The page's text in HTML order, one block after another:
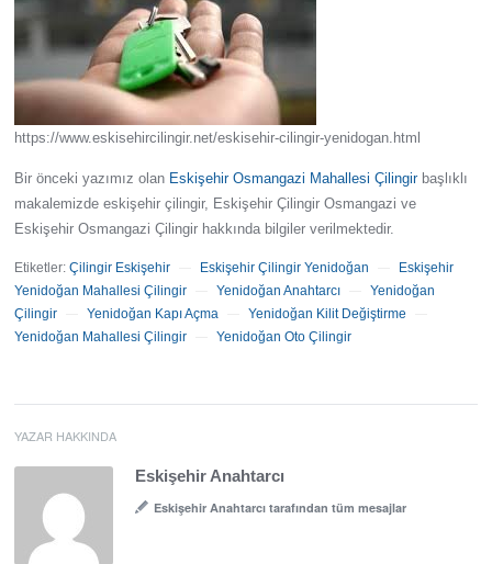
https://www.eskisehircilingir.net/eskisehir-cilingir-yenidogan.html
Bir önceki yazımız olan Eskişehir Osmangazi Mahallesi Çilingirbaşlıklı
makalemizde eskişehir çilingir, Eskişehir Çilingir Osmangazi ve
Eskişehir Osmangazi Çilingir hakkında bilgiler verilmektedir.
Etiketler:Çilingir Eskişehir Eskişehir Çilingir Yenidoğan
Eskişehir
Yenidoğan Mahallesi Çilingir
Yenidoğan Anahtarcı
Yenidoğan
Çilingir
Yenidoğan Kapı Açma Yenidoğan Kilit Değiştirme
Yenidoğan Mahallesi Çilingir Yenidoğan Oto Çilingir
YAZAR HAKKINDA
Eskişehir Anahtarcı
Eskişehir Anahtarcı tarafından tüm mesajlar